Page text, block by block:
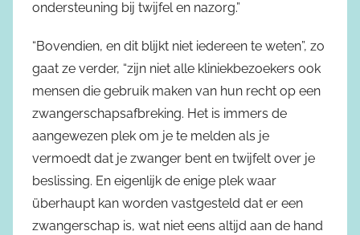
ondersteuning bij twijfel en nazorg.”
“Bovendien, en dit blijkt niet iedereen te weten”, zo
gaat ze verder, “zijn niet alle kliniekbezoekers ook
mensen die gebruik maken van hun recht op een
zwangerschapsafbreking. Het is immers de
aangewezen plek om je te melden als je
vermoedt dat je zwanger bent en twijfelt over je
beslissing. En eigenlijk de enige plek waar
überhaupt kan worden vastgesteld dat er een
zwangerschap is, wat niet eens altijd aan de hand